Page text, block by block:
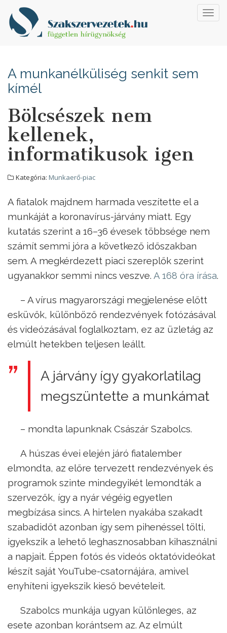
A munkanélküliség senkit sem
kímél
Bölcsészek nem
kellenek,
informatikusok igen
Kategória: Munkaerő-piac
A fiatalok majdnem harmada veszítette el a
munkáját a koronavírus-járvány miatt. Egy
kutatás szerint a 16–36 évesek többsége nem
számít semmi jóra a következő időszakban
sem. A megkérdezett piaci szereplők szerint
ugyanakkor semmi nincs veszve. A 168 óra írása.
– A vírus magyarországi megjelenése előtt
esküvők, különböző rendezvények fotózásával
és videózásával foglalkoztam, ez az üzletág az
elmúlt hetekben teljesen leállt.
A járvány így gyakorlatilag
megszüntette a munkámat
– mondta lapunknak Császár Szabolcs.
A húszas évei elején járó fiatalember
elmondta, az előre tervezett rendezvények és
programok szinte mindegyikét lemondták a
szervezők, így a nyár végéig egyetlen
megbízása sincs. A hirtelen nyakába szakadt
szabadidőt azonban így sem pihenéssel tölti,
igyekszik a lehető leghasznosabban kihasználni
a napjait. Éppen fotós és videós oktatóvideókat
készít saját YouTube-csatornájára, amivel
enyhíteni igyekszik kieső bevételeit.
Szabolcs munkája ugyan különleges, az
esete azonban korántsem az. Az elmúlt